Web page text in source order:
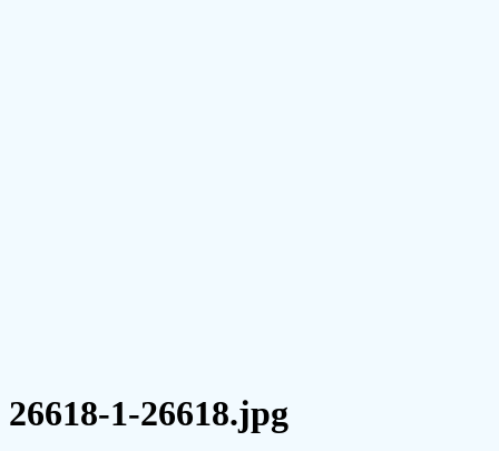
26618-1-26618.jpg